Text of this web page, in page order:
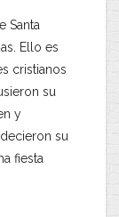
Santa
Ello es
cristianos
su
y
su
fiesta